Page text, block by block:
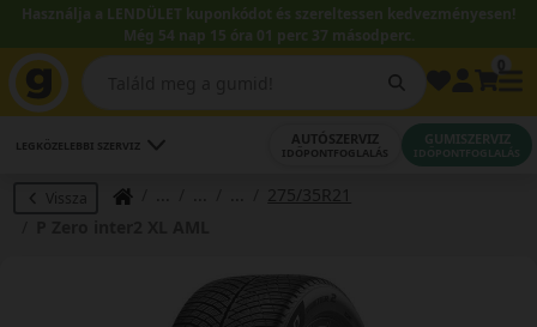
Használja a LENDÜLET kuponkódot és szereltessen kedvezményesen!
Még 54 nap 15 óra 01 perc 36 másodperc.
LEGKÖZELEBBI SZERVIZ AUTÓSZERVIZ
IDŐPONTFOGLALÁS
GUMISZERVIZ
IDŐPONTFOGLALÁS
Vissza
275/35R21